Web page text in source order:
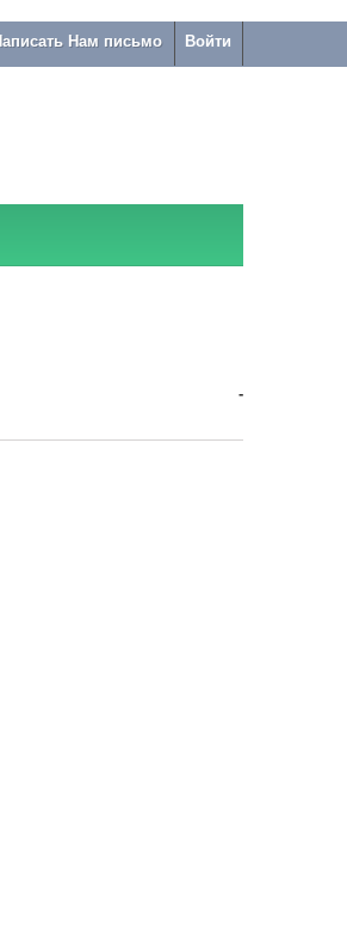
Войти
Нам письмо
-